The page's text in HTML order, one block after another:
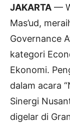
JAKARTA —
Mas’ud,
Governance
kategori
Ekonomi.
dalam acara
Sinergi
digelar di